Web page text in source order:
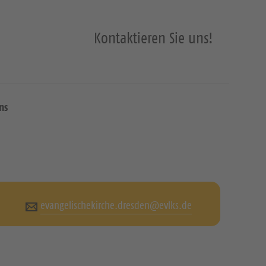
Kontaktieren Sie uns!
evangelischekirche.dresden@evlks.de